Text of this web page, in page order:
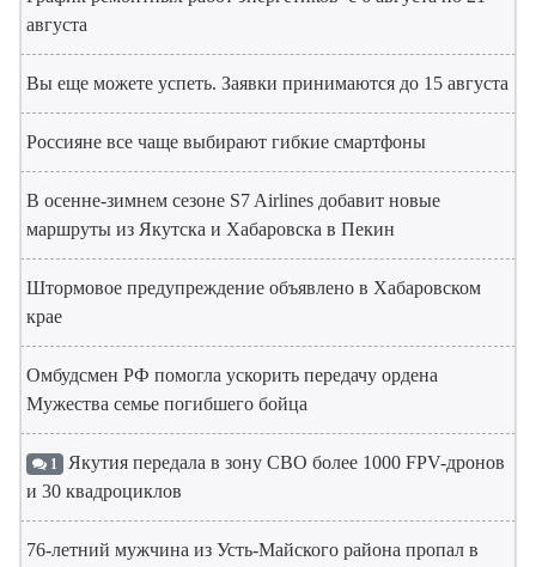
августа
Вы еще можете успеть. Заявки принимаются до 15 августа
Россияне все чаще выбирают гибкие смартфоны
В осенне-зимнем сезоне S7 Airlines добавит новые
маршруты из Якутска и Хабаровска в Пекин
Штормовое предупреждение объявлено в Хабаровском
крае
Омбудсмен РФ помогла ускорить передачу ордена
Мужества семье погибшего бойца
1 Якутия передала в зону СВО более 1000 FPV-дронов
и 30 квадроциклов
76-летний мужчина из Усть-Майского района пропал в